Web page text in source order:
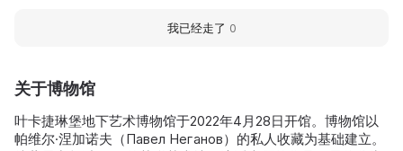
关于博物馆
叶卡捷琳堡地下艺术博物馆于2022年4月28日开馆。博物馆以
帕维尔·涅加诺夫（Павел Неганов）的私人收藏为基础建立。
我已经走了 0